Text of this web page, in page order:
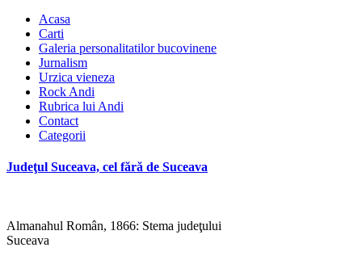
Acasa
Carti
Galeria personalitatilor bucovinene
Jurnalism
Urzica vieneza
Rock Andi
Rubrica lui Andi
Contact
Categorii
Judeţul Suceava, cel fără de Suceava
Almanahul Român, 1866: Stema judeţului
Suceava